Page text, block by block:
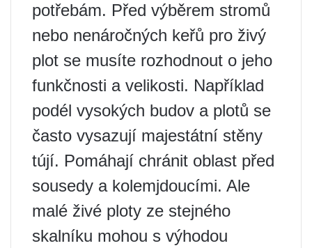
potřebám. Před výběrem stromů
nebo nenáročných keřů pro živý
plot se musíte rozhodnout o jeho
funkčnosti a velikosti. Například
podél vysokých budov a plotů se
často vysazují majestátní stěny
tújí. Pomáhají chránit oblast před
sousedy a kolemjdoucími. Ale
malé živé ploty ze stejného
skalníku mohou s výhodou